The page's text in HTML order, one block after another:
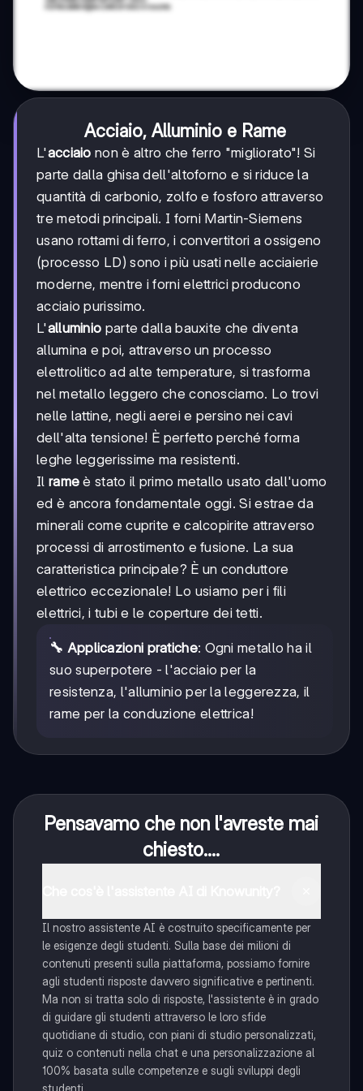
Acciaio, Alluminio e Rame
L'acciaio non è altro che ferro "migliorato"! Si
parte dalla ghisa dell'altoforno e si riduce la
quantità di carbonio, zolfo e fosforo attraverso
tre metodi principali. I forni Martin-Siemens
usano rottami di ferro, i convertitori a ossigeno
(processo LD) sono i più usati nelle acciaierie
moderne, mentre i forni elettrici producono
acciaio purissimo.
L'alluminio parte dalla bauxite che diventa
allumina e poi, attraverso un processo
elettrolitico ad alte temperature, si trasforma
nel metallo leggero che conosciamo. Lo trovi
nelle lattine, negli aerei e persino nei cavi
dell'alta tensione! È perfetto perché forma
leghe leggerissime ma resistenti.
Il rame è stato il primo metallo usato dall'uomo
ed è ancora fondamentale oggi. Si estrae da
minerali come cuprite e calcopirite attraverso
processi di arrostimento e fusione. La sua
caratteristica principale? È un conduttore
elettrico eccezionale! Lo usiamo per i fili
elettrici, i tubi e le coperture dei tetti.
🔧 Applicazioni pratiche: Ogni metallo ha il
suo superpotere - l'acciaio per la
resistenza, l'alluminio per la leggerezza, il
rame per la conduzione elettrica!
Pensavamo che non l'avreste mai
chiesto....
Il nostro assistente AI è costruito specificamente per
le esigenze degli studenti. Sulla base dei milioni di
contenuti presenti sulla piattaforma, possiamo fornire
agli studenti risposte davvero significative e pertinenti.
Ma non si tratta solo di risposte, l'assistente è in grado
di guidare gli studenti attraverso le loro sfide
quotidiane di studio, con piani di studio personalizzati,
quiz o contenuti nella chat e una personalizzazione al
100% basata sulle competenze e sugli sviluppi degli